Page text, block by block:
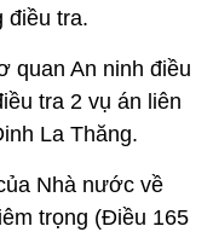
điều tra.
quan An ninh điều
tra 2 vụ án liên
La Thăng.
Nhà nước về
trọng (Điều 165